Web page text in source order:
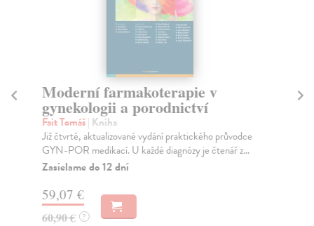
Moderní farmakoterapie v
gynekologii a porodnictví
Fait Tomáš| Kniha
Již čtvrté, aktualizované vydání praktického průvodce
GYN-POR medikací. U každé diagnózy je čtenář z...
Zasielame do 12 dní
59,07 €
60,90 € ?